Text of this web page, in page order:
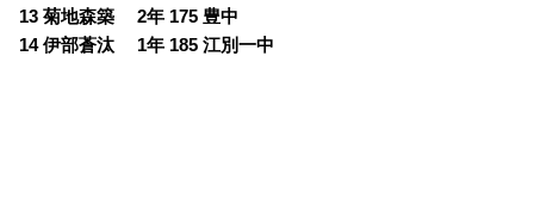
13 菊地森築 2年 175 豊中
14 伊部蒼汰 1年 185 江別一中